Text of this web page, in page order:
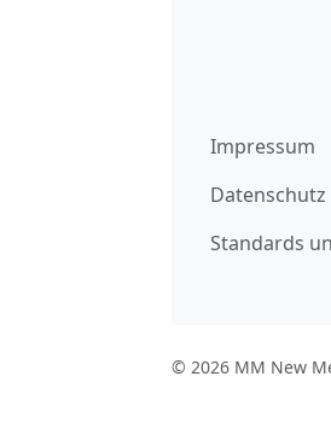
Impressum
Datenschutz
Standards
© 2026 MM New